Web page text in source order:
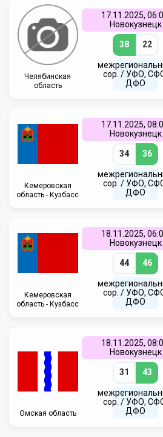
Челябинская
область
17.11.2025,
Новокузнецк
38 22
сор. / УФО,
ДФО
Кемеровская
область - Кузбасс
17.11.2025,
Новокузнецк
34 36
сор. / УФО,
ДФО
Кемеровская
область - Кузбасс
18.11.2025,
Новокузнецк
44 46
сор. / УФО,
ДФО
Омская область
18.11.2025,
Новокузнецк
31 43
сор. / УФО,
ДФО